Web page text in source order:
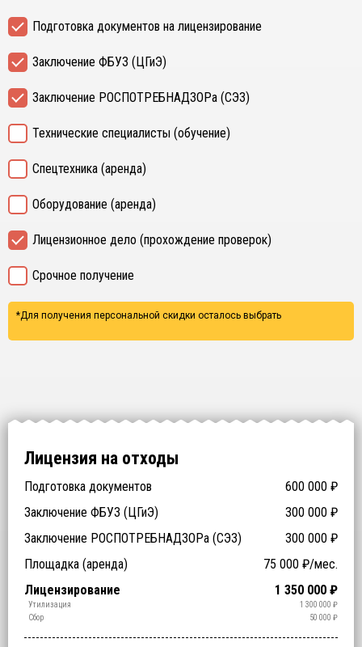
Подготовка документов на лицензирование
Заключение ФБУЗ (ЦГиЭ)
Заключение РОСПОТРЕБНАДЗОРа (СЭЗ)
Технические специалисты (обучение)
Спецтехника (аренда)
Оборудование (аренда)
Лицензионное дело (прохождение проверок)
Срочное получение
*Для получения персональной скидки осталось выбрать
Лицензия на отходы
Подготовка документов 600 000 ₽
Заключение ФБУЗ (ЦГиЭ)
300 000 ₽
Заключение РОСПОТРЕБНАДЗОРа (СЭЗ)
300 000 ₽
Технические специалисты (обучение)
₽
Отходы > 200 ₽
Спецтехника (аренда) ₽
Оборудование (аренда) ₽
Площадка (аренда) 75 000 ₽/мес.
Срочное получение
₽
1-4 классы отходов ₽
Лицензирование 1 350 000 ₽
Транспортирование ₽
Обработка ₽
Утилизация 1 300 000 ₽
Обезвреживание
₽
Размещение ₽
Сбор 50 000 ₽